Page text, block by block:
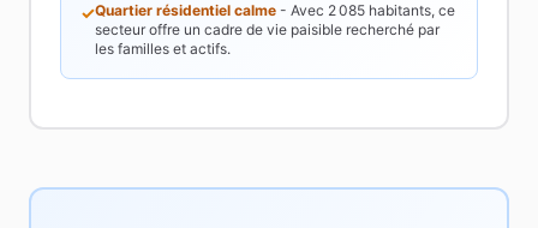
✓Quartier résidentiel calme - Avec 2 085 habitants, ce
secteur offre un cadre de vie paisible recherché par
les familles et actifs.